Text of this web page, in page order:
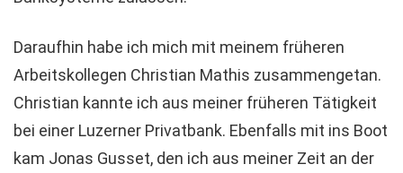
Daraufhin habe ich mich mit meinem früheren
Arbeitskollegen Christian Mathis zusammengetan.
Christian kannte ich aus meiner früheren Tätigkeit
bei einer Luzerner Privatbank. Ebenfalls mit ins Boot
kam Jonas Gusset, den ich aus meiner Zeit an der